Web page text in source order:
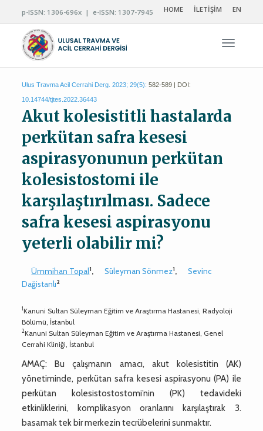
p-ISSN: 1306-696x | e-ISSN: 1307-7945 HOME İLETİŞİM EN
Ulus Travma Acil Cerrahi Derg. 2023; 29(5): 582-589 | DOI:
10.14744/tjtes.2022.36443
Akut kolesistitli hastalarda
perkütan safra kesesi
aspirasyonunun perkütan
kolesistostomi ile
karşılaştırılması. Sadece
safra kesesi aspirasyonu
yeterli olabilir mi?
Ümmihan Topal1, Süleyman Sönmez1,
Sevinc
Dağistanlı2
1Kanuni Sultan Süleyman Eğitim ve Araştırma Hastanesi, Radyoloji
Bölümü, İstanbul
2Kanuni Sultan Süleyman Eğitim ve Araştırma Hastanesi, Genel
Cerrahi Kliniği, İstanbul
AMAÇ: Bu çalışmanın amacı, akut kolesistitin (AK)
yönetiminde, perkütan safra kesesi aspirasyonu (PA) ile
perkütan kolesistostostomi’nin (PK) tedavideki
etkinliklerini, komplikasyon oranlarını karşılaştırak 3.
basamak tek bir merkezin tecrübelerini sunmaktır.